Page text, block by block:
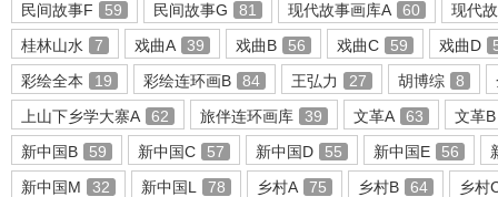
环
民间故事F
59 民间故事G 81 现代故事画库A 60
现代
桂林山水
7 戏曲A 39 戏曲B 56 戏曲C 59 戏曲D
彩绘全本
19 彩绘连环画B 84 王弘力 27 胡博综 8
上山下乡学大寨A
62 旅伴连环画库 39 文革A 63
文革B
新中国B
59 新中国C 57 新中国D 55 新中国E 56
新中国M
32 新中国L 78 乡村A 75 乡村B 64
乡村